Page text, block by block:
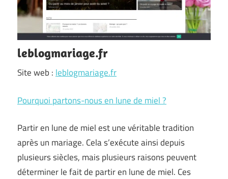
leblogmariage.fr
Site web : leblogmariage.fr
Pourquoi partons-nous en lune de miel ?
Partir en lune de miel est une véritable tradition
après un mariage. Cela s’exécute ainsi depuis
plusieurs siècles, mais plusieurs raisons peuvent
déterminer le fait de partir en lune de miel. Ces